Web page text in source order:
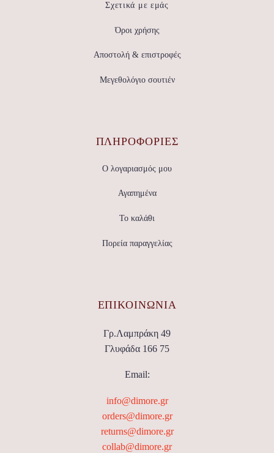
Σχετικά με εμάς
Όροι χρήσης
Αποστολή & επιστροφές
Μεγεθολόγιο σουτιέν
ΠΛΗΡΟΦΟΡΙΕΣ
Ο λογαριασμός μου
Αγαπημένα
Το καλάθι
Πορεία παραγγελίας
ΕΠΙΚΟΙΝΩΝΊΑ
Γρ.Λαμπράκη 49
Γλυφάδα 166 75
Email:
info@dimore.gr
orders@dimore.gr
returns@dimore.gr
collab@dimore.gr